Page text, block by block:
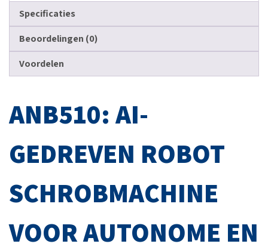
Specificaties
Beoordelingen (0)
Voordelen
ANB510: AI-
GEDREVEN ROBOT
SCHROBMACHINE
VOOR AUTONOME EN